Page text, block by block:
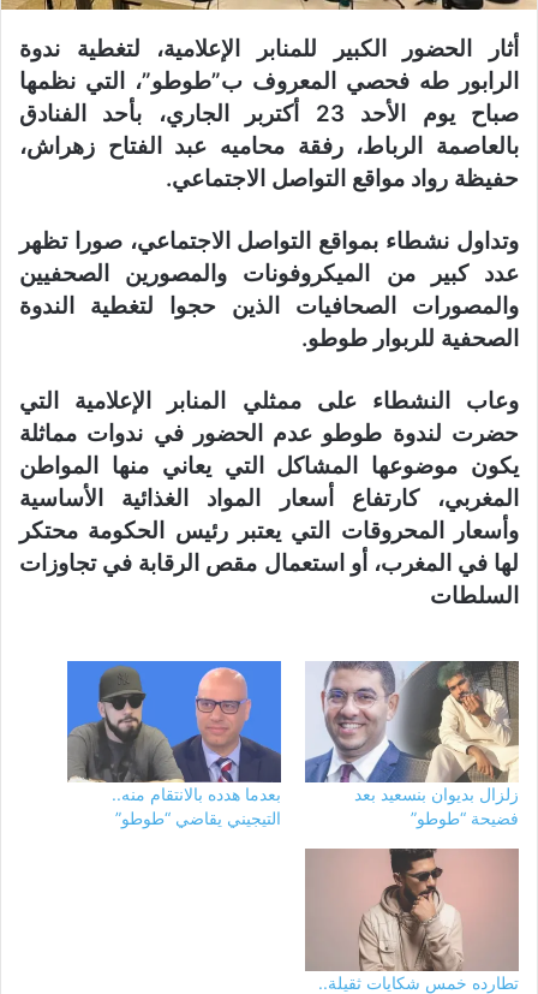
أثار الحضور الكبير للمنابر الإعلامية، لتغطية ندوة
الرابور طه فحصي المعروف ب”طوطو”، التي نظمها
صباح يوم الأحد 23 أكتربر الجاري، بأحد الفنادق
بالعاصمة الرباط، رفقة محاميه عبد الفتاح زهراش،
حفيظة رواد مواقع التواصل الاجتماعي.
وتداول نشطاء بمواقع التواصل الاجتماعي، صورا تظهر
عدد كبير من الميكروفونات والمصورين الصحفيين
والمصورات الصحافيات الذين حجوا لتغطية الندوة
الصحفية للربوار طوطو.
وعاب النشطاء على ممثلي المنابر الإعلامية التي
حضرت لندوة طوطو عدم الحضور في ندوات مماثلة
يكون موضوعها المشاكل التي يعاني منها المواطن
المغربي، كارتفاع أسعار المواد الغذائية الأساسية
وأسعار المحروقات التي يعتبر رئيس الحكومة محتكر
لها في المغرب، أو استعمال مقص الرقابة في تجاوزات
السلطات
زلزال بديوان بنسعيد بعد
فضيحة “طوطو”
بعدما هدده بالانتقام منه..
التيجيني يقاضي “طوطو”
تطارده خمس شكايات ثقيلة..